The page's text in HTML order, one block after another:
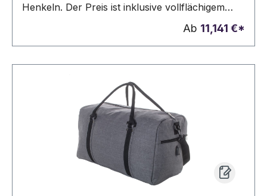
Henkeln. Der Preis ist inklusive vollflächigem
Sublimationsdruck. Mindestmenge: 25 Stk. Mit
Ab 11,141 €*